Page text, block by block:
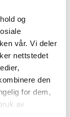
og
vår. Vi deler
nettstedet
den
for dem,
av
Målet er å
Sneum